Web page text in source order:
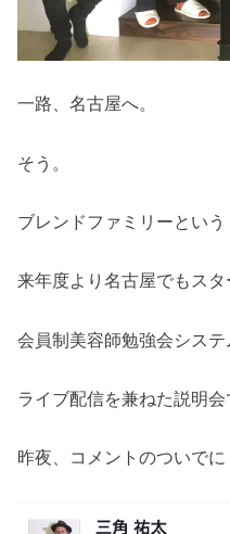
一路、名古屋へ。
そう。
ブレンドファミリーという
来年度より名古屋でもスタ
会員制美容師勉強会シス
ライブ配信を兼ねた説明会
昨夜、コメントのついでに